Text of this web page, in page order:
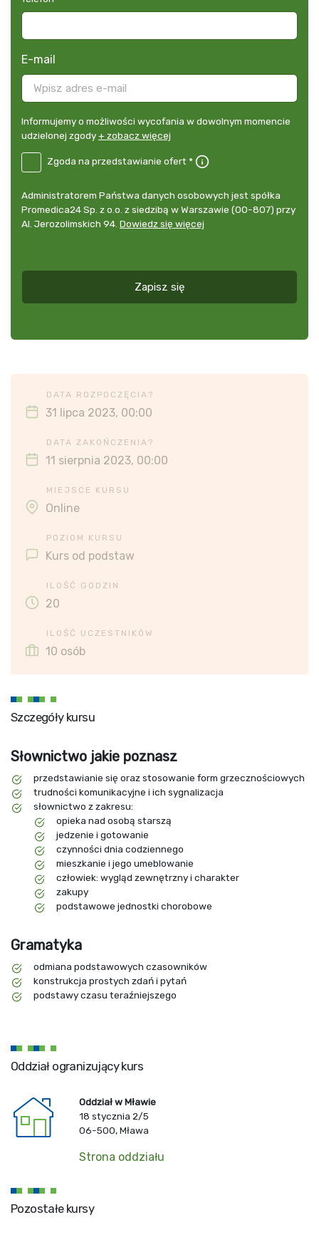
E-mail
Informujemy
o
wycofania
dowolnym
momencie
udzielonej
Informujemy o możliwości wycofania w dowolnym momencie
udzielonej zgody+ zobacz więcej
DE
przedstawianie
Zgoda na przedstawianie ofert *
Administrator
danych
osobowych
Administratorem Państwa danych osobowych jest spółka
Promedica24 Sp. z o.o. z siedzibą w Warszawie (00-807) przy
Al. Jerozolimskich 94. Dowiedz się więcej
Zapisz się
DATA ROZPOCZĘCIA?
31 lipca 2023, 00:00
DATA ZAKOŃCZENIA?
11 sierpnia 2023, 00:00
MIEJSCE KURSU
Online
POZIOM KURSU
Kurs od podstaw
ILOŚĆ GODZIN
20
ILOŚĆ UCZESTNIKÓW
10 osób
Szczegóły kursu
Słownictwo jakie poznasz
przedstawianie się oraz stosowanie form grzecznościowych
trudności komunikacyjne i ich sygnalizacja
słownictwo z zakresu:
opieka nad osobą starszą
jedzenie i gotowanie
czynności dnia codziennego
mieszkanie i jego umeblowanie
człowiek: wygląd zewnętrzny i charakter
zakupy
podstawowe jednostki chorobowe
Gramatyka
odmiana podstawowych czasowników
konstrukcja prostych zdań i pytań
podstawy czasu teraźniejszego
Oddział ogranizujący kurs
Oddział w Mławie
18 stycznia 2/5
06-500, Mława
Strona oddziału
Pozostałe kursy